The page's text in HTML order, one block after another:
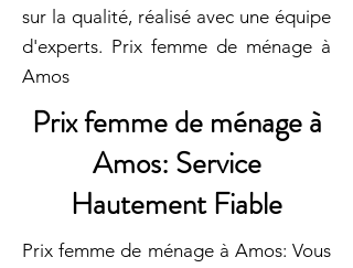
sur la qualité, réalisé avec une équipe
d'experts. Prix femme de ménage à
Amos
Prix femme de ménage à
Amos: Service
Hautement Fiable
Prix femme de ménage à Amos: Vous